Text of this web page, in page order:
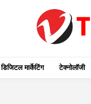
डिजिटल मार्केटिंग टेक्नोलॉजी